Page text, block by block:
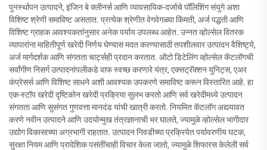
पुनर्स्थापन उत्पादने, इंजिन बे क्लीनर्स आणि व्यावसायिक-दर्जाचे पॉलिशिंग संयुगे अशा
विशिष्ट श्रेणी समाविष्ट असतात. प्रत्येक श्रेणीत वेगवेगळ्या किंमती, अर्ज पद्धती आणि
विशिष्ट ग्राहक आवश्यकतांनुसार अनेक पर्याय उपलब्ध आहेत. उन्नत व्होल्सेल वितरक
व्यापारांना माहितीपूर्ण खरेदी निर्णय घेण्यास मदत करण्यासाठी तपशीलवार उत्पादन वैशिष्ट्ये,
अर्ज मार्गदर्शक आणि संगतता चार्ट्सही प्रदान करतात. ऑटो डिटेलिंग व्होल्सेल कॅटलॉगची
सर्वांगीण निसर्ग उत्पादनांपलीकडे वाफ स्वच्छ करणारे यंत्र, एक्सट्रॅक्शन युनिट्स, एअर
कंप्रेसर्स आणि विशिष्ट साधने अशी आवश्यक उपकरणे समाविष्ट करून विस्तारित आहे. हा
एक-स्टॉप खरेदी दृष्टिकोन खरेदी प्रक्रिया सुलभ करतो आणि सर्व खरेदीमध्ये उत्पादन
संगतता आणि सुसंगत गुणवत्ता मानदंड यांची खात्री करतो. नियमित कॅटलॉग अद्ययावत
करणे नवीन उत्पादने आणि उदयोन्मुख तंत्रज्ञानाची भर घालते, ज्यामुळे व्होल्सेल भागीदार
उद्योग विकासाच्या अग्रभागी राहतात. उत्पादन निवडीच्या प्रक्रियेत पर्यावरणीय घटक,
सुरक्षा नियम आणि प्रादेशिक पसंतींचाही विचार केला जातो, ज्यामुळे शिफारस केलेली सर्व